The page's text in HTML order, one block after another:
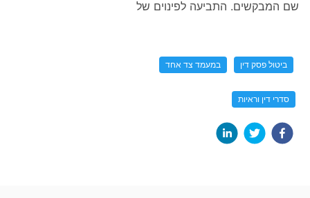
שם המבקשים. התביעה לפינוים של
ביטול פסק דין במעמד צד אחד
סדרי דין וראיות